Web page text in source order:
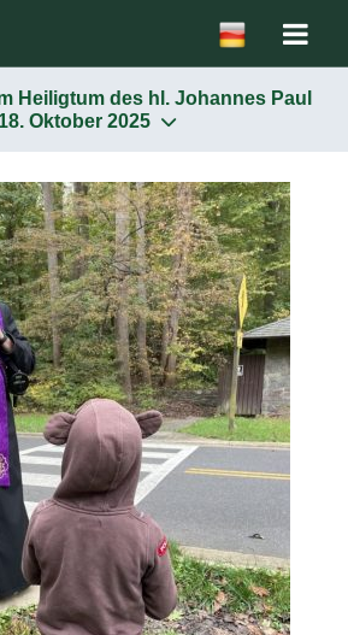
Heiligtum des hl. Johannes Paul
Oktober 2025